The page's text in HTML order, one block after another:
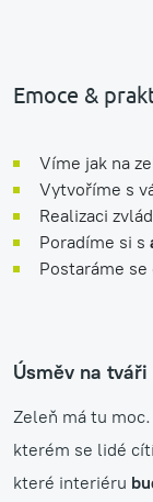
Emoce &
Víme jak na
Vytvoříme s
Realizaci
Poradíme si s
Postaráme
Úsměv na tváři
Zeleň má tu
kterém se lidé
které interiéru